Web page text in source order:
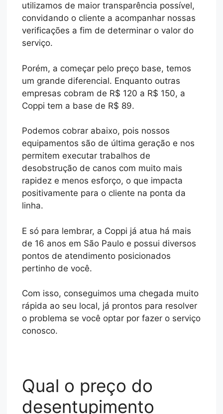
utilizamos de maior transparência possível,
convidando o cliente a acompanhar nossas
verificações a fim de determinar o valor do
serviço.
Porém, a começar pelo preço base, temos
um grande diferencial. Enquanto outras
empresas cobram de R$ 120 a R$ 150, a
Coppi tem a base de R$ 89.
Podemos cobrar abaixo, pois nossos
equipamentos são de última geração e nos
permitem executar trabalhos de
desobstrução de canos com muito mais
rapidez e menos esforço, o que impacta
positivamente para o cliente na ponta da
linha.
E só para lembrar, a Coppi já atua há mais
de 16 anos em São Paulo e possui diversos
pontos de atendimento posicionados
pertinho de você.
Com isso, conseguimos uma chegada muito
rápida ao seu local, já prontos para resolver
o problema se você optar por fazer o serviço
conosco.
Qual o preço do
desentupimento